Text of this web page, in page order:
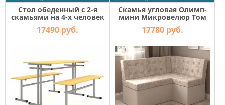
Стол обеденный с 2-я
скамьями на 4-х человек
Лц.СТШС-4 Лц.СКШС-4
Лицей
17490 руб.
Скамья угловая Олимп-
мини Микровелюр Том
бежевый
17780 руб.